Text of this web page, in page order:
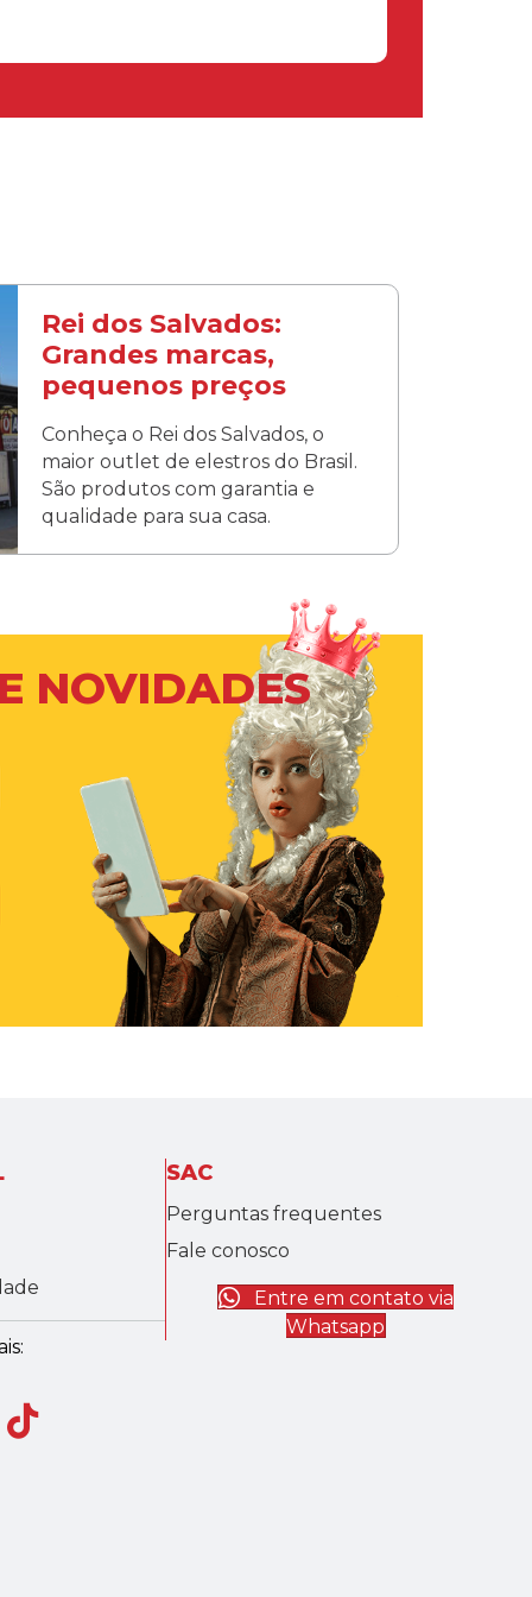
Rei dos Salvados:
Grandes marcas,
pequenos preços
Conheça o Rei dos Salvados, o
maior outlet de elestros do Brasil.
São produtos com garantia e
qualidade para sua casa.
NOVIDADES
SAC
Perguntas frequentes
Fale conosco
Entre em contato via
Whatsapp